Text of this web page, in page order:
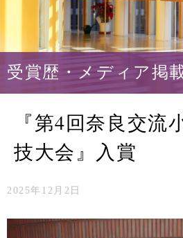
受賞歴・メディア掲
『第4回奈良交流
技大会』入賞
2025年12月2日